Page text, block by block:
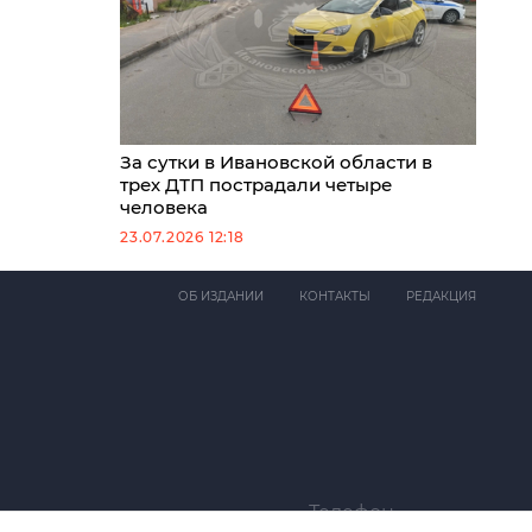
За сутки в Ивановской области в
трех ДТП пострадали четыре
человека
23.07.2026 12:18
ОБ ИЗДАНИИ КОНТАКТЫ РЕДАКЦИЯ
Телефон